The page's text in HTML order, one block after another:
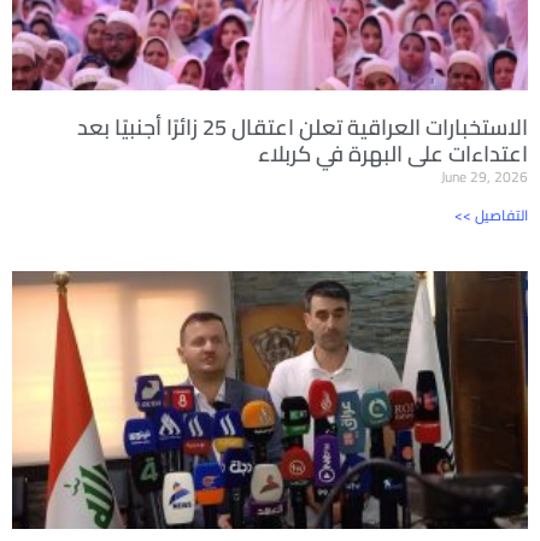
الاستخبارات العراقية تعلن اعتقال 25 زائرًا أجنبيًا بعد
اعتداءات على البهرة في كربلاء
June 29, 2026
<< التفاصيل